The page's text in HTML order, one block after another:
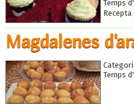
Temps
Recepta
Magdalenes
Temps